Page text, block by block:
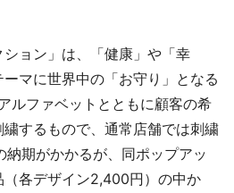
ョン」は、「健康」や「幸
マに世界中の「お守り」となる
ルファベットとともに顧客の希
するもので、通常店舗では刺繍
期がかかるが、同ポップアッ
各デザイン2,400円）の中か